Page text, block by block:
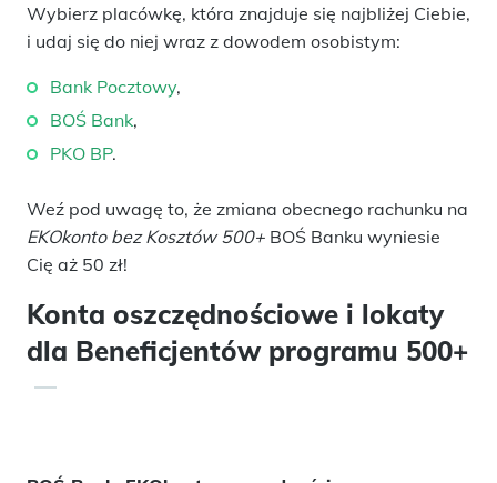
Wybierz placówkę, która znajduje się najbliżej Ciebie,
i udaj się do niej wraz z dowodem osobistym:
Bank Pocztowy,
BOŚ Bank,
PKO BP.
Weź pod uwagę to, że zmiana obecnego rachunku na
EKOkonto bez Kosztów 500+ BOŚ Banku wyniesie
Cię aż 50 zł!
Konta oszczędnościowe i lokaty
dla Beneficjentów programu 500+